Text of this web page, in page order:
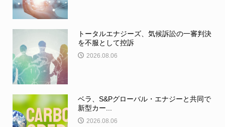
トータルエナジーズ、気候訴訟の一審判決
を不服として控訴
2026.08.06
ベラ、S&Pグローバル・エナジーと共同で
新型カー...
2026.08.06